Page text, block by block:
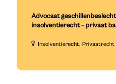
Advocaat
insolventierecht – privaat
Insolventierecht Privaatrecht